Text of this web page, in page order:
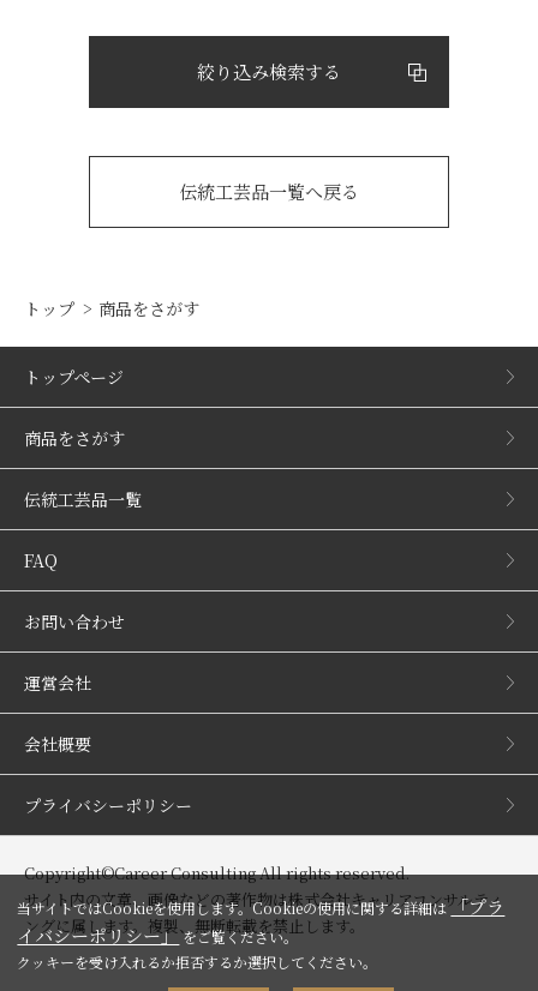
絞り込み検索する
伝統工芸品一覧へ戻る
トップ 商品をさがす
トップページ
商品をさがす
伝統工芸品一覧
FAQ
お問い合わせ
運営会社
会社概要
プライバシーポリシー
Copyright©Career Consulting All rights reserved.
サイト内の文章、画像などの著作物は株式会社キャリアコンサルティ
ングに属します。複製、無断転載を禁止します。
当サイトではCookieを使用します。Cookieの使用に関する詳細は「プラ
イバシーポリシー」をご覧ください。
クッキーを受け入れるか拒否するか選択してください。